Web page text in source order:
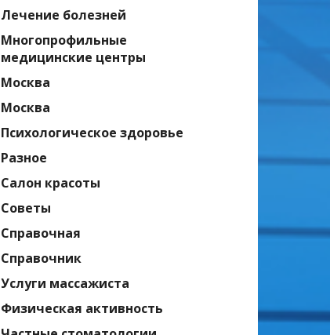
Лечение болезней
Многопрофильные
медицинские центры
Москва
Москва
Психологическое здоровье
Разное
Салон красоты
Советы
Справочная
Справочник
Услуги массажиста
Физическая активность